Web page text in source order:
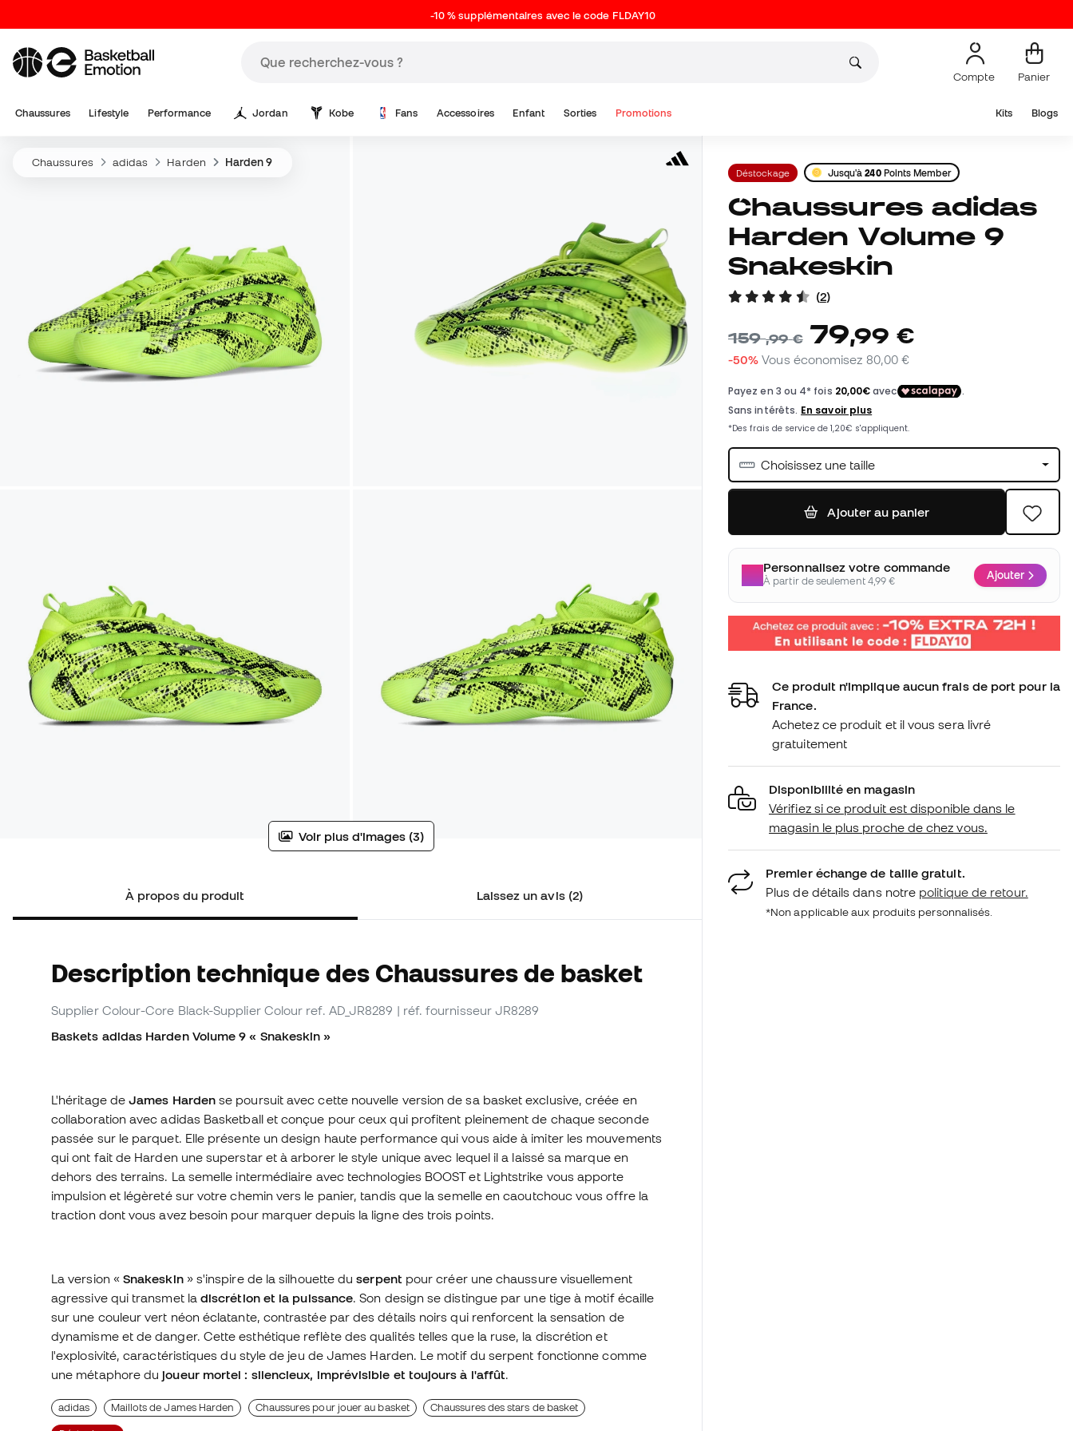
-10 % supplémentaires avec le code FLDAY10
Compte Panier
Chaussures Lifestyle Performance Jordan Kobe Fans Accessoires Enfant Sorties Promotions Kits Blogs
Chaussures adidas Harden Harden 9
Voir plus d'images (3)
À propos du produit Laissez un avis (2)
Description technique des Chaussures de basket
Supplier Colour-Core Black-Supplier Colour ref. AD_JR8289 | réf. fournisseur JR8289
Baskets adidas Harden Volume 9 « Snakeskin »
L'héritage deJames Harden se poursuit avec cette nouvelle version de sa basket exclusive, créée en
collaboration avec adidas Basketball et conçue pour ceux qui profitent pleinement de chaque seconde
passée sur le parquet. Elle présente un design haute performance qui vous aide à imiter les mouvements
qui ont fait de Harden une superstar et à arborer le style unique avec lequel il a laissé sa marque en
dehors des terrains. La semelle intermédiaire avec technologies BOOST et Lightstrike vous apporte
impulsion et légèreté sur votre chemin vers le panier, tandis que la semelle en caoutchouc vous offre la
traction dont vous avez besoin pour marquer depuis la ligne des trois points.
La version «Snakeskin» s'inspire de la silhouette duserpent pour créer une chaussure visuellement
agressive qui transmet ladiscrétion et la puissance. Son design se distingue par une tige à motif écaille
sur une couleur vert néon éclatante, contrastée par des détails noirs qui renforcent la sensation de
dynamisme et de danger. Cette esthétique reflète des qualités telles que la ruse, la discrétion et
l'explosivité, caractéristiques du style de jeu de James Harden. Le motif du serpent fonctionne comme
une métaphore dujoueur mortel : silencieux, imprévisible et toujours à l'affût.
adidas Maillots de James Harden Chaussures pour jouer au basket Chaussures des stars de basket
Déstockage Jusqu'à240Points Member
Chaussures adidas
Harden Volume 9
Snakeskin
(2)
159,99 € 79,99 €
-50% Vous économisez 80,00 €
Choisissez une taille
Ajouter au panier
Personnalisez votre commande
À partir de seulement 4,99 € Ajouter
Ce produit n'implique aucun frais de port pour la
France.
Achetez ce produit et il vous sera livré
gratuitement
Disponibilité en magasin
Vérifiez si ce produit est disponible dans le
magasin le plus proche de chez vous.
Premier échange de taille gratuit.
Plus de détails dans notre politique de retour.
*Non applicable aux produits personnalisés.